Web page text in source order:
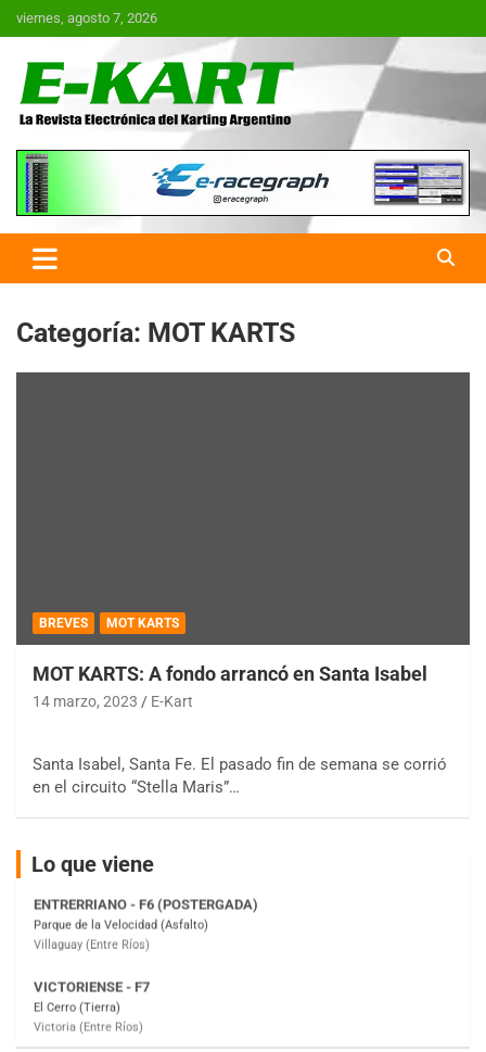
Saltar
al
viernes, agosto 7, 2026
E-Kart.com.ar | La Revista
Electrónica del Karting en
Argentina
Categoría: MOT KARTS
BREVES MOT KARTS
MOT KARTS: A fondo arrancó en Santa Isabel
14 marzo, 2023 E-Kart
Santa Isabel, Santa Fe. El pasado fin de semana se corrió
en el circuito “Stella Maris”…
Lo que viene
COBERTURA ESPECIAL DE E-KART.COM.AR
08/09-AGO
IAME SERIES ARGENTINA 6
KDO - F6
ENTRERRIANO - F6 (POSTERGADA)
Villaguay (Entre Ríos)
VICTORIENSE - F7
Victoria (Entre Ríos)
PATAGONICO - F6